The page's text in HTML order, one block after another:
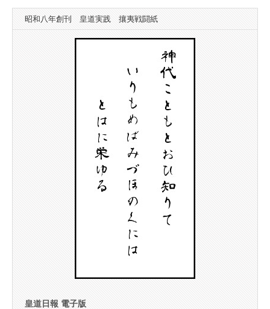
昭和八年創刊 皇道実践 攘夷戦闘紙
皇道日報 電子版